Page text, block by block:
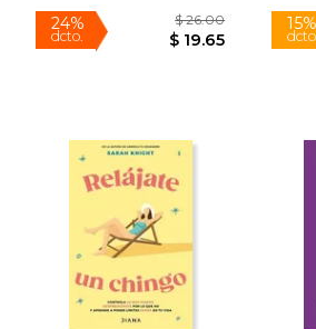
(No F*ucks Given
Guide) (en Inglés)
24%
dcto.